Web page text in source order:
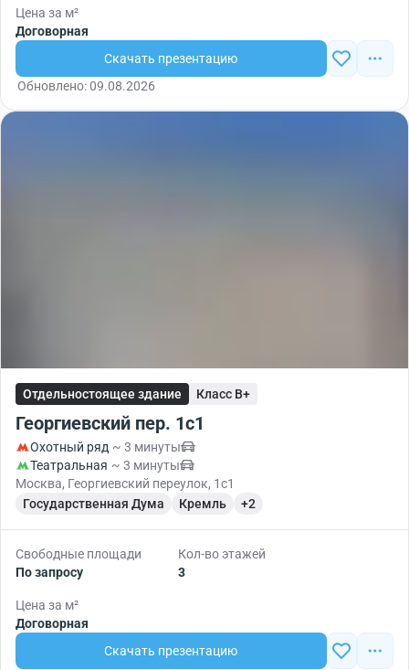
Цена за м²
Договорная
Скачать презентацию
Обновлено: 09.08.2026
Отдельностоящее здание Класс B+
Георгиевский пер. 1с1
Охотный ряд ~ 3 минуты
Театральная ~ 3 минуты
Москва, Георгиевский переулок, 1с1
Государственная Дума
Кремль +2
Свободные площади
По запросу
Кол-во этажей
3
Цена за м²
Договорная
Скачать презентацию